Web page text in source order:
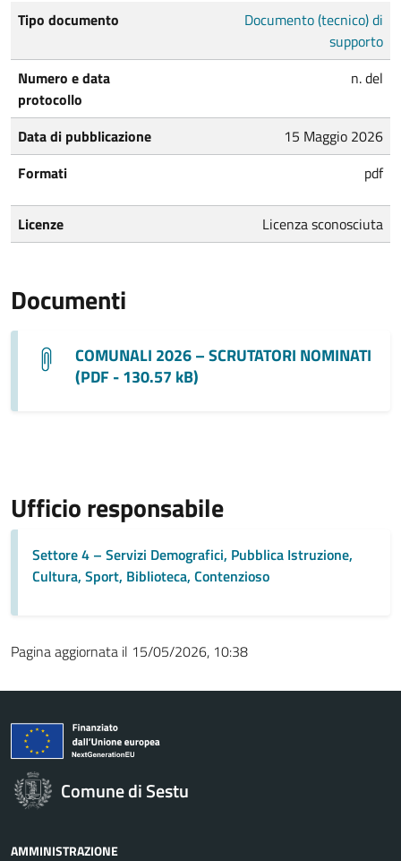
Tipo documento
Documento (tecnico) di
supporto
Numero e data
protocollo
n. del
Data di pubblicazione
15 Maggio 2026
Formati
pdf
Licenze Licenza sconosciuta
Documenti
COMUNALI 2026 – SCRUTATORI NOMINATI
(PDF - 130.57 kB)
Ufficio responsabile
Settore 4 – Servizi Demografici, Pubblica Istruzione,
Cultura, Sport, Biblioteca, Contenzioso
Pagina aggiornata il 15/05/2026, 10:38
Comune di Sestu
AMMINISTRAZIONE